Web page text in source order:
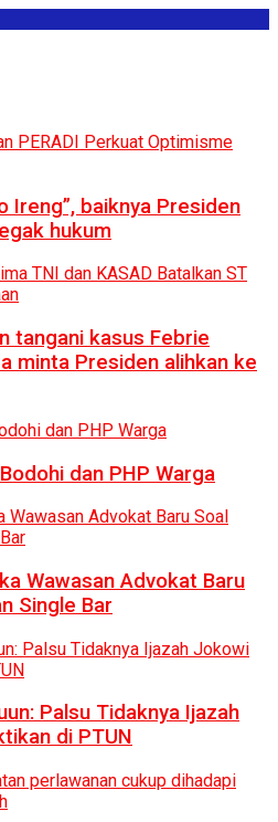
Ireng”, baiknya Presiden
hukum
tangani kasus Febrie
minta Presiden alihkan ke
dan PHP Warga
Wawasan Advokat Baru
Single Bar
Palsu Tidaknya Ijazah
di PTUN